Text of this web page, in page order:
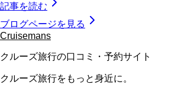
記事を読む
ブログページを見る
Cruisemans
クルーズ旅行の口コミ・予約サイト
クルーズ旅行をもっと身近に。